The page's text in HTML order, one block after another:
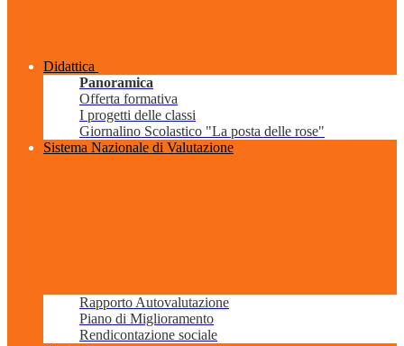
Didattica
Panoramica
Offerta formativa
I progetti delle classi
Giornalino Scolastico "La posta delle rose"
Sistema Nazionale di Valutazione
Rapporto Autovalutazione
Piano di Miglioramento
Rendicontazione sociale